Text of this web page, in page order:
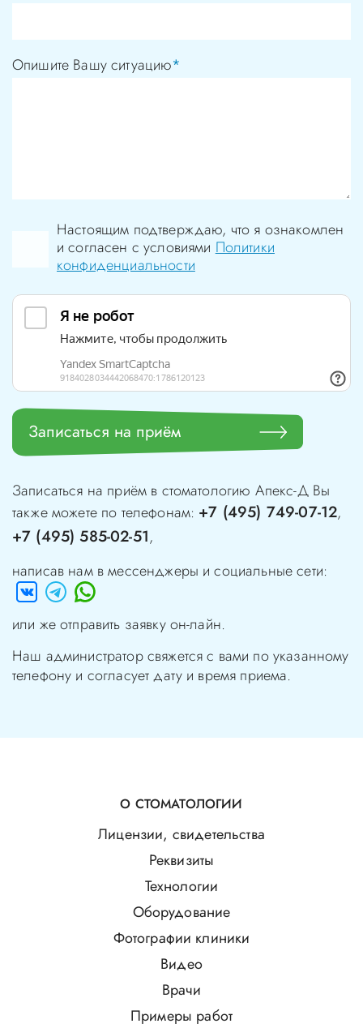
Опишите Вашу ситуацию*
Настоящим подтверждаю, что я ознакомлен
и согласен с условиямиПолитики
конфиденциальности
Записаться на приём
Записаться на приём в стоматологию Апекс-ДВы
также можете по телефонам: +7 (495) 749-07-12,
+7 (495) 585-02-51,
написав нам в мессенджеры и социальные сети:
или же отправить заявку он-лайн.
Наш администратор свяжется с вами по указанному
телефону и согласует дату и время приема.
О СТОМАТОЛОГИИ
Лицензии, свидетельства
Реквизиты
Технологии
Оборудование
Фотографии клиники
Видео
Врачи
Примеры работ